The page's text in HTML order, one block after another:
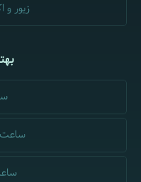
زیور و